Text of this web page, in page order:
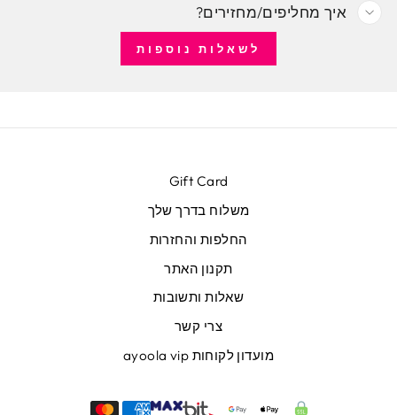
איך מחליפים/מחזירים?
לשאלות נוספות
Gift Card
משלוח בדרך שלך
החלפות והחזרות
תקנון האתר
שאלות ותשובות
צרי קשר
מועדון לקוחות ayoola vip